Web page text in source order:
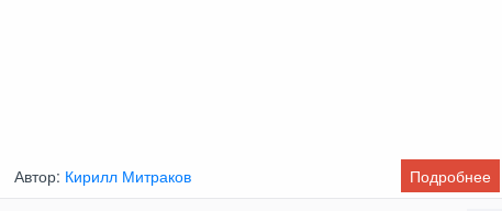
Автор: Кирилл Митраков Подробнее